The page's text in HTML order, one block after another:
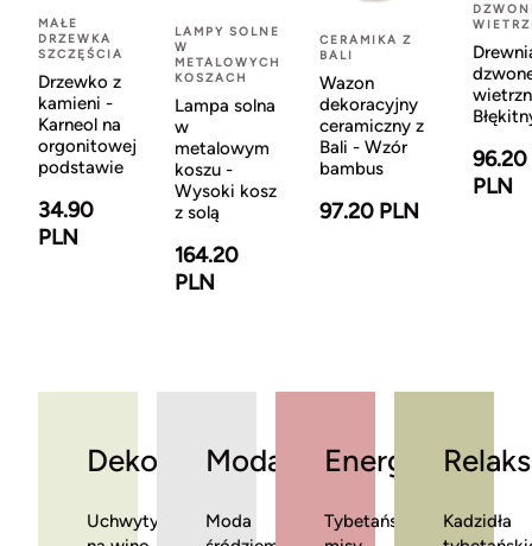
MAŁE
DRZEWKA
SZCZĘŚCIA
Drzewko z
kamieni -
Karneol na
orgonitowej
podstawie
34.90
PLN
LAMPY SOLNE
W
METALOWYCH
KOSZACH
Lampa solna
w
metalowym
koszu -
Wysoki kosz
z solą
164.20
PLN
CERAMIKA Z
BALI
Wazon
dekoracyjny
ceramiczny z
Bali - Wzór
bambus
97.20 PLN
96.20
PLN
Dekoracje
Uchwyty
Moda
Moda
Energia
Tybetańskie
Relaks
Kadzidła